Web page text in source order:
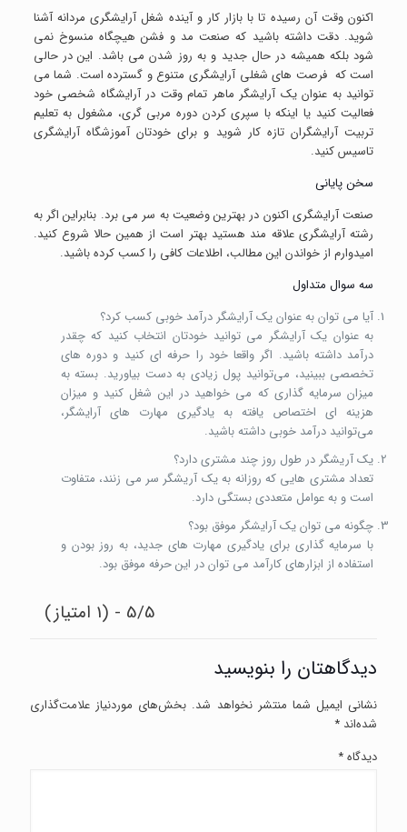
اکنون وقت آن رسیده تا با بازار کار و آینده شغل آرایشگری مردانه آشنا
شوید. دقت داشته باشید که صنعت مد و فشن هیچگاه منسوخ نمی
‌شود بلکه همیشه در حال جدید و به روز شدن می ‌باشد. این در حالی
است که فرصت ‌های شغلی آرایشگری متنوع و گسترده است. شما می
‌توانید به عنوان یک آرایشگر ماهر تمام وقت در آرایشگاه شخصی خود
فعالیت کنید یا اینکه با سپری کردن دوره مربی گری، مشغول به تعلیم
تربیت آرایشگران تازه کار شوید و برای خودتان آموزشگاه آرایشگری
تاسیس کنید.
سخن پایانی
صنعت آرایشگری اکنون در بهترین وضعیت به سر می ‌برد. بنابراین اگر به
رشته آرایشگری علاقه مند هستید بهتر است از همین حالا شروع کنید.
امیدوارم از خواندن این مطالب، اطلاعات کافی را کسب کرده باشید.
سه سوال متداول
آیا می ‌توان به عنوان یک آرایشگر درآمد خوبی کسب کرد؟
به عنوان یک آرایشگر می ‌توانید خودتان انتخاب کنید که چقدر
درآمد داشته باشید. اگر واقعا خود را حرفه ‌ای کنید و دوره های
تخصصی ببینید، می‌توانید پول زیادی به دست بیاورید. بسته به
میزان سرمایه گذاری که می ‌خواهید در این شغل کنید و میزان
هزینه ‌ای اختصاص یافته به یادگیری مهارت‌ های آرایشگر،
می‌توانید درآمد خوبی داشته باشید.
یک آریشگر در طول روز چند مشتری دارد؟
تعداد مشتری ‌هایی که روزانه به یک آریشگر سر می زنند، متفاوت
است و به عوامل متعددی بستگی دارد.
چگونه می توان یک آرایشگر موفق بود؟
با سرمایه گذاری برای یادگیری مهارت های جدید، به روز بودن و
استفاده از ابزارهای کارآمد می توان در این حرفه موفق بود.
5/5 - (1 امتیاز)
دیدگاهتان را بنویسید
نشانی ایمیل شما منتشر نخواهد شد. بخش‌های موردنیاز علامت‌گذاری
شده‌اند *
دیدگاه*